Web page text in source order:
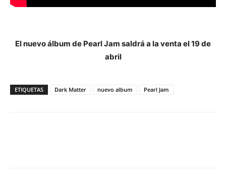
El nuevo álbum de Pearl Jam saldrá a la venta el 19 de
abril
ETIQUETAS Dark Matter nuevo album Pearl Jam